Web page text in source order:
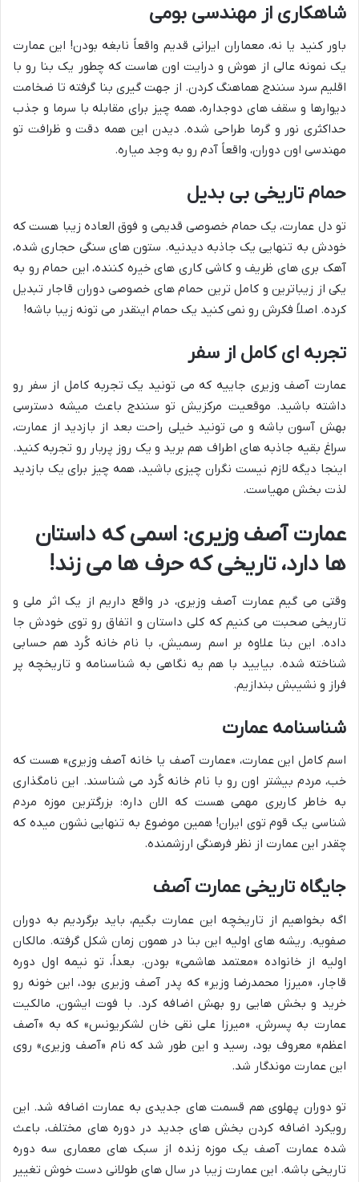
شاهکاری از مهندسی بومی
باور کنید یا نه، معماران ایرانی قدیم واقعاً نابغه بودن! این عمارت
یک نمونه عالی از هوش و درایت اون هاست که چطور یک بنا رو با
اقلیم سرد سنندج هماهنگ کردن. از جهت گیری بنا گرفته تا ضخامت
دیوارها و سقف های دوجداره، همه چیز برای مقابله با سرما و جذب
حداکثری نور و گرما طراحی شده. دیدن این همه دقت و ظرافت تو
مهندسی اون دوران، واقعاً آدم رو به وجد میاره.
حمام تاریخی بی بدیل
تو دل عمارت، یک حمام خصوصی قدیمی و فوق العاده زیبا هست که
خودش به تنهایی یک جاذبه دیدنیه. ستون های سنگی حجاری شده،
آهک بری های ظریف و کاشی کاری های خیره کننده، این حمام رو به
یکی از زیباترین و کامل ترین حمام های خصوصی دوران قاجار تبدیل
کرده. اصلاً فکرش رو نمی کنید یک حمام اینقدر می تونه زیبا باشه!
تجربه ای کامل از سفر
عمارت آصف وزیری جاییه که می تونید یک تجربه کامل از سفر رو
داشته باشید. موقعیت مرکزیش تو سنندج باعث میشه دسترسی
بهش آسون باشه و می تونید خیلی راحت بعد از بازدید از عمارت،
سراغ بقیه جاذبه های اطراف هم برید و یک روز پربار رو تجربه کنید.
اینجا دیگه لازم نیست نگران چیزی باشید، همه چیز برای یک بازدید
لذت بخش مهیاست.
عمارت آصف وزیری: اسمی که داستان
ها دارد، تاریخی که حرف ها می زند!
وقتی می گیم عمارت آصف وزیری، در واقع داریم از یک اثر ملی و
تاریخی صحبت می کنیم که کلی داستان و اتفاق رو توی خودش جا
داده. این بنا علاوه بر اسم رسمیش، با نام خانه کُرد هم حسابی
شناخته شده. بیایید با هم یه نگاهی به شناسنامه و تاریخچه پر
فراز و نشیبش بندازیم.
شناسنامه عمارت
اسم کامل این عمارت، «عمارت آصف یا خانه آصف وزیری» هست که
خب، مردم بیشتر اون رو با نام خانه کُرد می شناسند. این نامگذاری
به خاطر کاربری مهمی هست که الان داره: بزرگترین موزه مردم
شناسی یک قوم توی ایران! همین موضوع به تنهایی نشون میده که
چقدر این عمارت از نظر فرهنگی ارزشمنده.
جایگاه تاریخی عمارت آصف
اگه بخواهیم از تاریخچه این عمارت بگیم، باید برگردیم به دوران
صفویه. ریشه های اولیه این بنا در همون زمان شکل گرفته. مالکان
اولیه از خانواده «معتمد هاشمی» بودن. بعداً، تو نیمه اول دوره
قاجار، «میرزا محمدرضا وزیر» که پدر آصف وزیری بود، این خونه رو
خرید و بخش هایی رو بهش اضافه کرد. با فوت ایشون، مالکیت
عمارت به پسرش، «میرزا علی نقی خان لشکریونس» که به «آصف
اعظم» معروف بود، رسید و این طور شد که نام «آصف وزیری» روی
این عمارت موندگار شد.
تو دوران پهلوی هم قسمت های جدیدی به عمارت اضافه شد. این
رویکرد اضافه کردن بخش های جدید در دوره های مختلف، باعث
شده عمارت آصف یک موزه زنده از سبک های معماری سه دوره
تاریخی باشه. این عمارت زیبا در سال های طولانی دست خوش تغییر